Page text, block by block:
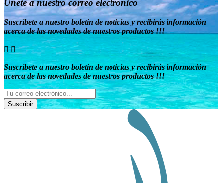
Únete a nuestro correo electrónico
Suscríbete a nuestro boletín de noticias y recibirás información
acerca de las novedades de nuestros productos !!!
 
Suscríbete a nuestro boletín de noticias y recibirás información
acerca de las novedades de nuestros productos !!!
Suscribir